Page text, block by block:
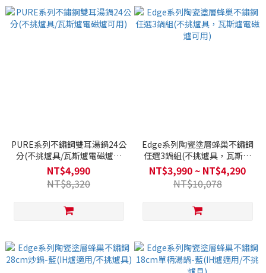
PURE系列不鏽鋼雙耳湯鍋24公
分(不挑爐具/瓦斯爐電磁爐可
用)
NT$4,990
NT$8,320
Edge系列陶瓷塗層蜂巢不鏽鋼
任選3鍋組(不挑爐具，瓦斯爐
電磁爐可用)
NT$3,990 ~ NT$4,290
NT$10,078